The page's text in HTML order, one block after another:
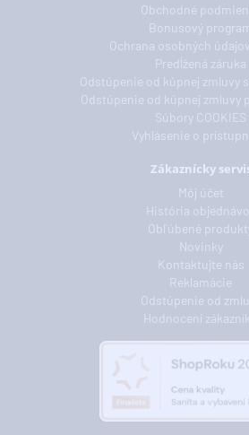
Obchodné
Bonusový program
Ochrana osobných
Predĺžená záruka
Odstúpenie od kúpnej zmluvy
Odstúpenie od kúpnej zmluvy
Súbory COOKIES
Vyhlásenie o
Zákaznícky
Môj účet
História
Obľúbené
Novinky
Kontaktujte nás
Reklamácie
Odstúpenie od
Hodnocení